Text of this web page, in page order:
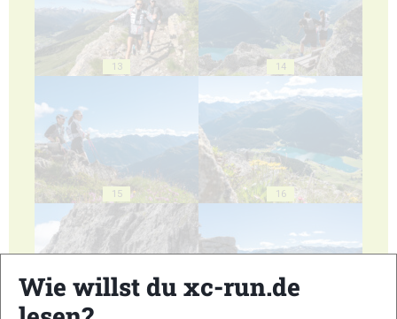
13 14
15 16
Wie willst du xc-run.de